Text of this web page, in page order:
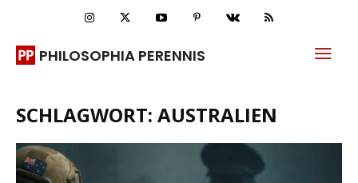
PHILOSOPHIA PERENNIS
SCHLAGWORT: AUSTRALIEN